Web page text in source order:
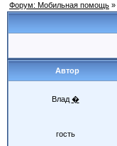
Форум: Мобильная помощь »
Автор
Влад �
гость